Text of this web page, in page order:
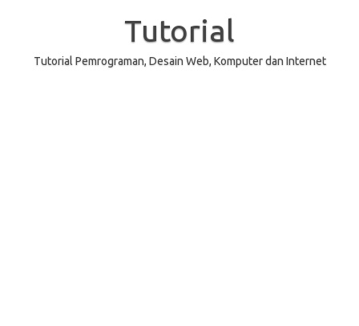
Tutorial
Tutorial Pemrograman, Desain Web, Komputer dan Internet